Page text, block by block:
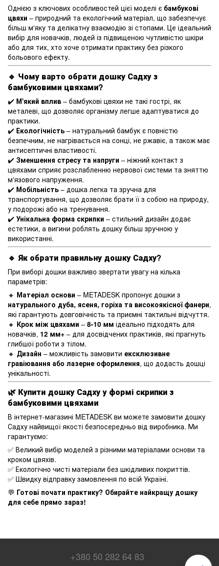
Однією з ключових особливостей цієї моделі є бамбукові
цвяхи – природний та екологічний матеріал, що забезпечує
більш м'яку та делікатну взаємодію зі стопами. Це ідеальний
вибір для новачків, людей із підвищеною чутливістю шкіри
або для тих, хто хоче отримати практику без різкого
больового ефекту.
🔹 Чому варто обрати дошку Садху з
бамбуковими цвяхами?
✔️ М'який вплив – бамбукові цвяхи не такі гострі, як
металеві, що дозволяє організму легше адаптуватися до
практики.
✔️ Екологічність – натуральний бамбук є повністю
безпечним, не нагрівається на сонці, не ржавіє, а також має
антисептичні властивості.
✔️ Зменшення стресу та напруги – ніжний контакт з
цвяхами сприяє розслабленню нервової системи та зняттю
м'язового напруження.
✔️ Мобільність – дошка легка та зручна для
транспортування, що дозволяє брати її з собою на природу,
у подорожі або на тренування.
✔️ Унікальна форма скрипки – стильний дизайн додає
естетики, а вигини роблять дошку більш зручною у
використанні.
🔹 Як обрати правильну дошку Садху?
При виборі дошки важливо звертати увагу на кілька
параметрів:
🔸 Матеріал основи – METADESK пропонує дошки з
натурального дуба, ясеня, горіха та високоякісної фанери,
які гарантують довговічність та приємні тактильні відчуття.
🔸 Крок між цвяхами – 8-10 мм ідеально підходять для
новачків, 12 мм+ – для досвідчених практиків, які прагнуть
глибшої роботи з тілом.
🔸 Дизайн – можливість замовити ексклюзивне
гравіювання або лазерне оформлення, що додасть дошці
унікальності.
🌿 Купити дошку Садху у формі скрипки з
бамбуковими цвяхами
В інтернет-магазині METADESK ви можете замовити дошку
Садху найвищої якості безпосередньо від виробника. Ми
гарантуємо:
✅ Великий вибір моделей з різними матеріалами основи та
кроком цвяхів.
✅ Екологічно чисті матеріали без шкідливих покриттів.
✅ Швидку відправку замовлення по всій Україні.
💬 Готові почати практику? Обирайте найкращу дошку
для себе прямо зараз!
+380 50 282 64 83